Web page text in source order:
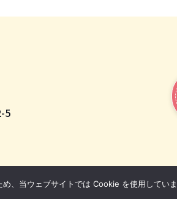
5
、当ウェブサイトでは Cookie を使用してい